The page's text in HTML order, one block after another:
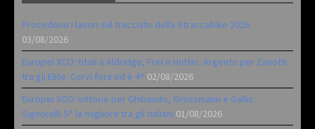
Procedono i lavori sul tracciato della Straccabike 2026
03/08/2026
Europei XCO: titoli a Aldridge, Frei e Hutter. Argento per Zanotti
tra gli Elite. Corvi fora ed è 4^ 02/08/2026
Europei XCO: vittorie per Ghibaudo, Grossmann e Gallis.
Signorelli 5^ la migliore tra gli italiani 01/08/2026